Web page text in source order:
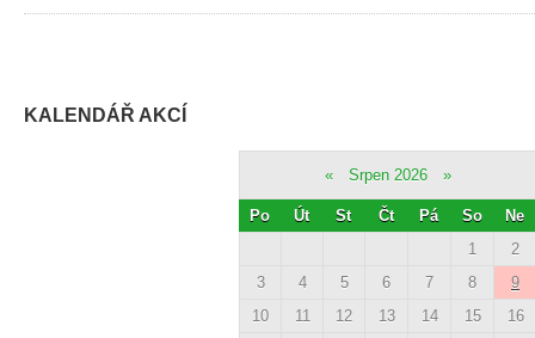
KALENDÁŘ AKCÍ
« Srpen 2026 »
Po Út St Čt Pá So
Ne
1
2
3
4 5 6 7 8
9
10
11 12 13 14 15
16